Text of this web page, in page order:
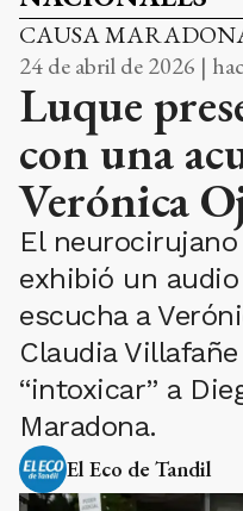
CAUSA
24 de abril de 2026 |
Luque
con una
Verónica
El
exhibió un
escucha a
Claudia
“intoxicar” a
Maradona.
El Eco de Tandil